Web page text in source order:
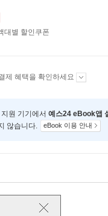
대별 할인쿠폰
제 혜택을 확인하세요
원 기기에서 예스24 eBook앱
않습니다. eBook 이용 안내